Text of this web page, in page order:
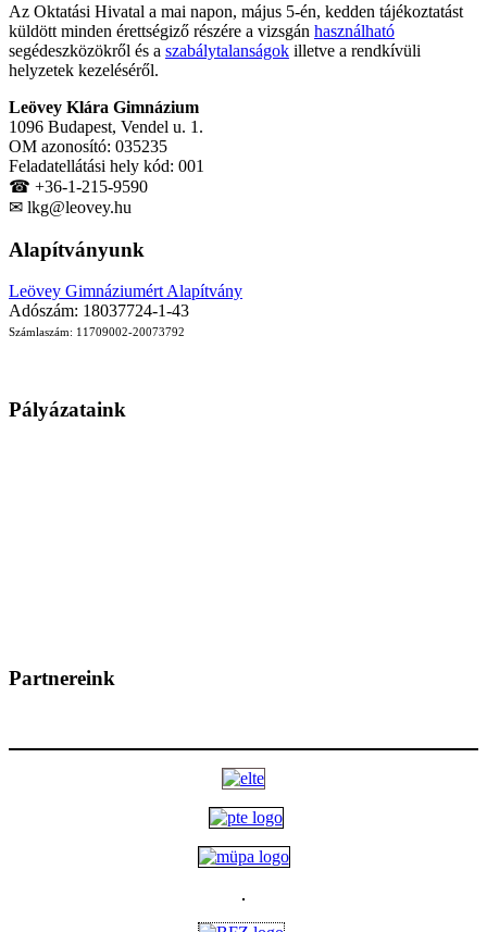
Az Oktatási Hivatal a mai napon, május 5-én, kedden tájékoztatást
küldött minden érettségiző részére a vizsgán használható
segédeszközökről és a szabálytalanságok illetve a rendkívüli
helyzetek kezeléséről.
Leövey Klára Gimnázium
1096 Budapest, Vendel u. 1.
OM azonosító: 035235
Feladatellátási hely kód: 001
☎ +36-1-215-9590
✉ lkg@leovey.hu
Alapítványunk
Leövey Gimnáziumért Alapítvány
Adószám: 18037724-1-43
Számlaszám: 11709002-20073792
Pályázataink
Partnereink